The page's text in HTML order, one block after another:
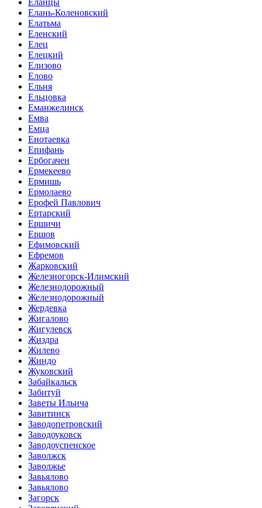
Еланцы
Елань-Коленовский
Елатьма
Еленский
Елец
Елецкий
Елизово
Елово
Ельня
Ельцовка
Еманжелинск
Емва
Емца
Енотаевка
Епифань
Ербогачен
Ермекеево
Ермишь
Ермолаево
Ерофей Павлович
Ертарский
Ершичи
Ершов
Ефимовский
Ефремов
Жарковский
Железногорск-Илимский
Железнодорожный
Железнодорожный
Жердевка
Жигалово
Жигулевск
Жиздра
Жилево
Жиндо
Жуковский
Забайкальск
Забитуй
Заветы Ильича
Завитинск
Заводопетровский
Заводоуковск
Заводоуспенское
Заволжск
Заволжье
Завьялово
Завьялово
Загорск